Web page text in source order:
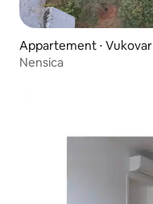
Appartement ⋅ Vukovar
Nensica